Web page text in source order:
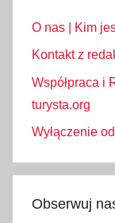
O nas | Kim
Kontakt z
Współpraca i
turysta.org
Wyłączenie
Obserwuj